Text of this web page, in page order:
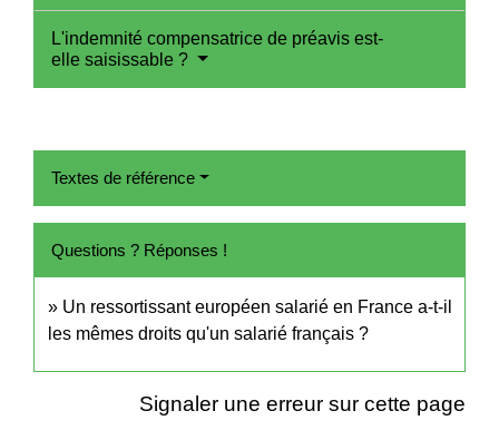
L'indemnité compensatrice de préavis est-
elle saisissable ?
Textes de référence
Questions ? Réponses !
Un ressortissant européen salarié en France a-t-il
les mêmes droits qu'un salarié français ?
Signaler une erreur sur cette page